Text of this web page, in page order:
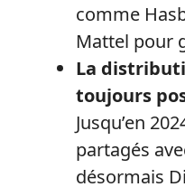
comme
Mattel pour
La
toujours
Jusqu’en
partagés
désormais